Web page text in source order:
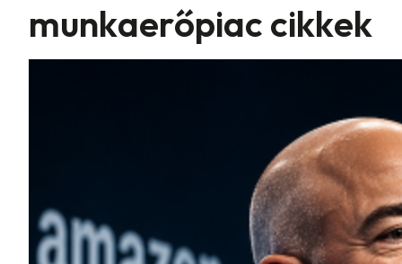
munkaerőpiac cikkek